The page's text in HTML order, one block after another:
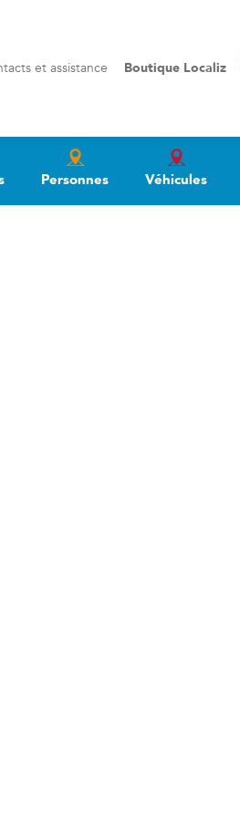
et assistance Boutique Localiz
Personnes Véhicules